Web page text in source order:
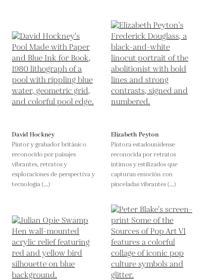
David Hockney
Pintor y grabador británico
reconocido por paisajes
vibrantes, retratos y
exploraciones de perspectiva y
tecnología (...)
Elizabeth Peyton
Pintora estadounidense
reconocida por retratos
íntimos y estilizados que
capturan emoción con
pinceladas vibrantes (...)